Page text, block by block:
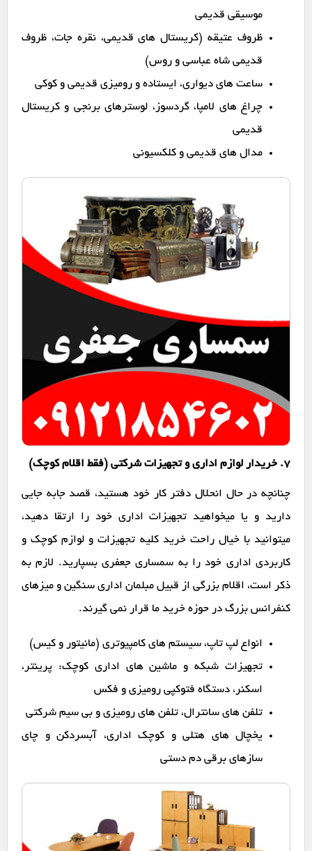
موسیقی قدیمی
ظروف عتیقه (کریستال های قدیمی، نقره جات، ظروف
قدیمی شاه عباسی و روس)
ساعت های دیواری، ایستاده و رومیزی قدیمی و کوکی
چراغ های لامپا، گردسوز، لوسترهای برنجی و کریستال
قدیمی
مدال های قدیمی و کلکسیونی
7. خریدار لوازم اداری و تجهیزات شرکتی (فقط اقلام کوچک)
چنانچه در حال انحلال دفتر کار خود هستید، قصد جابه جایی
دارید و یا میخواهید تجهیزات اداری خود را ارتقا دهید،
میتوانید با خیال راحت خرید کلیه تجهیزات و لوازم کوچک و
کاربردی اداری خود را به سمساری جعفری بسپارید. لازم به
ذکر است، اقلام بزرگی از قبیل مبلمان اداری سنگین و میزهای
کنفرانس بزرگ در حوزه خرید ما قرار نمی گیرند.
انواع لپ تاپ، سیستم های کامپیوتری (مانیتور و کیس)
تجهیزات شبکه و ماشین های اداری کوچک: پرینتر،
اسکنر، دستگاه فتوکپی رومیزی و فکس
تلفن های سانترال، تلفن های رومیزی و بی سیم شرکتی
یخچال های هتلی و کوچک اداری، آبسردکن و چای
سازهای برقی دم دستی